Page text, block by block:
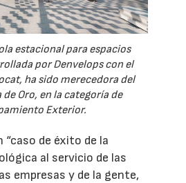
estacional para espacios
por Denvelops con el
ha sido merecedora del
Oro, en la categoría de
Exterior.
“caso de éxito de la
al servicio de las
empresas y de la gente,